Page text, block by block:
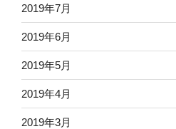
2019年7月
2019年6月
2019年5月
2019年4月
2019年3月